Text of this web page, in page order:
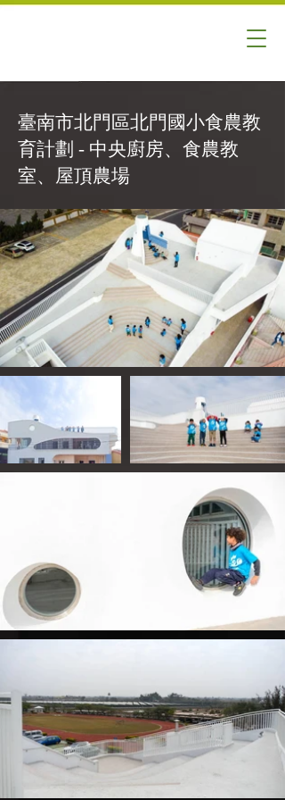
臺南市北門區北門國小食農教
育計劃 - 中央廚房、食農教
室、屋頂農場